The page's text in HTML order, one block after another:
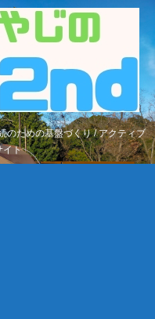
ための基盤づくり / アクティブ
イト